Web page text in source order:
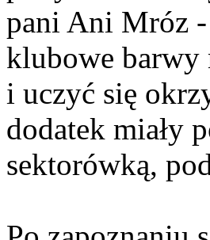
pani Ani Mróz
klubowe barwy
i uczyć się
dodatek miały
sektorówką,